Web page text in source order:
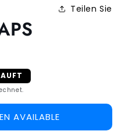
Teilen Sie
AVAILABLE